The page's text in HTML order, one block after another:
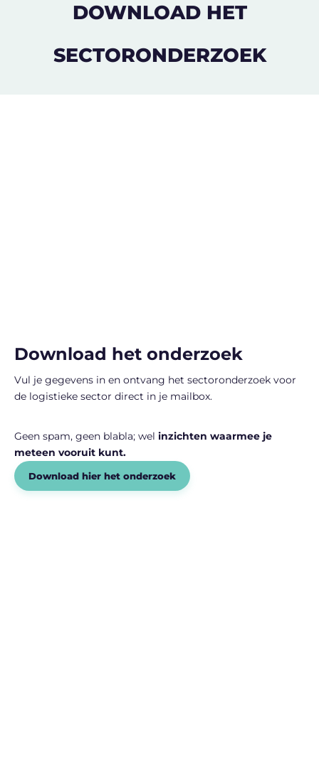
DOWNLOAD HET
SECTORONDERZOEK
Download het onderzoek
Vul je gegevens in en ontvang het sectoronderzoek voor
de logistieke sector direct in je mailbox.
Geen spam, geen blabla; wel inzichten waarmee je
meteen vooruit kunt.
Download hier het onderzoek